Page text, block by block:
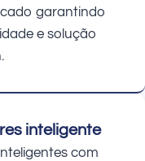
garantindo
e solução
inteligente
com